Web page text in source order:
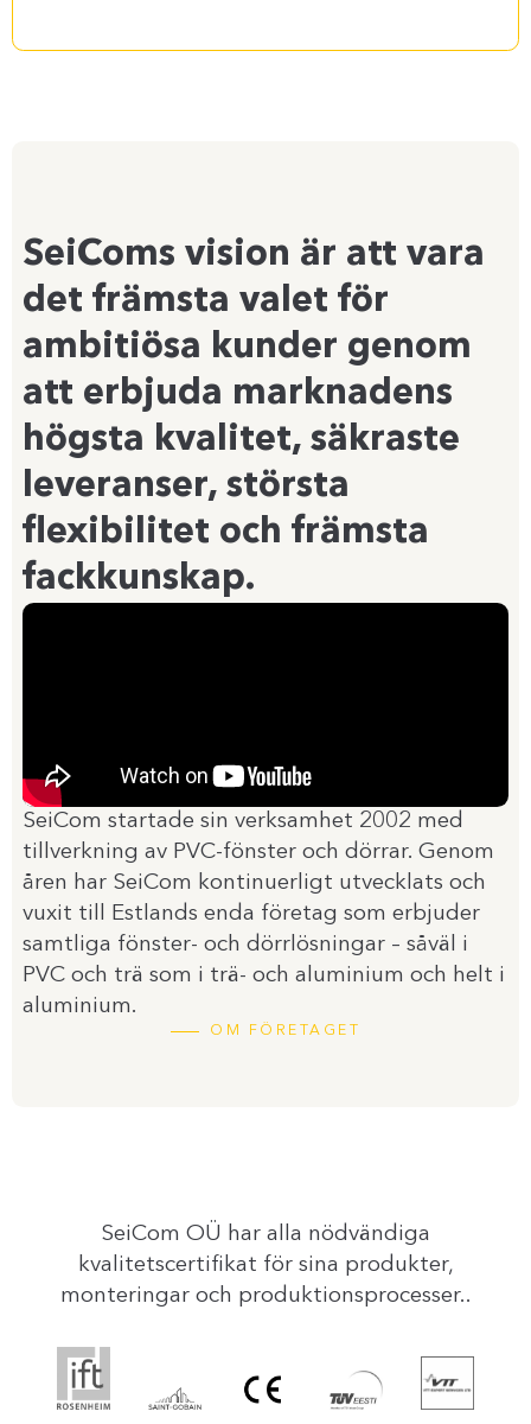
SeiComs vision är att vara
det främsta valet för
ambitiösa kunder genom
att erbjuda marknadens
högsta kvalitet, säkraste
leveranser, största
flexibilitet och främsta
fackkunskap.
SeiCom startade sin verksamhet 2002 med
tillverkning av PVC-fönster och dörrar. Genom
åren har SeiCom kontinuerligt utvecklats och
vuxit till Estlands enda företag som erbjuder
samtliga fönster- och dörrlösningar – såväl i
PVC och trä som i trä- och aluminium och helt i
aluminium.
OM FÖRETAGET
SeiCom OÜ har alla nödvändiga
kvalitetscertifikat för sina produkter,
monteringar och produktionsprocesser..